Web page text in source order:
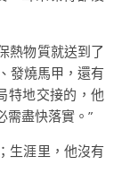
熱物質就送到了
發燒馬甲，還有
特地交接的，他
需盡快落實。”
生涯里，他沒有